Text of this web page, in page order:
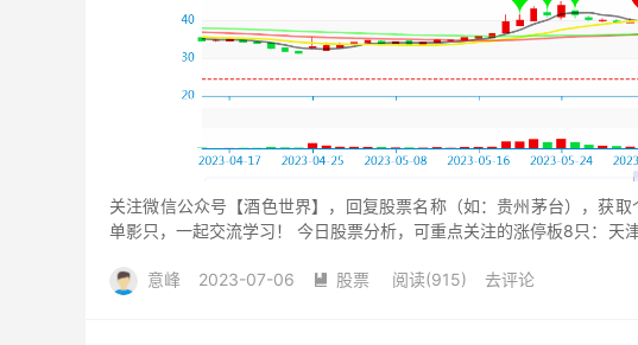
关注微信公众号【酒色世界】，回复股票名称（如：贵州茅台），获
单影只，一起交流学习！ 今日股票分析，可重点关注的涨停板8只：天
意峰 2023-07-06  股票 阅读(915) 去评论